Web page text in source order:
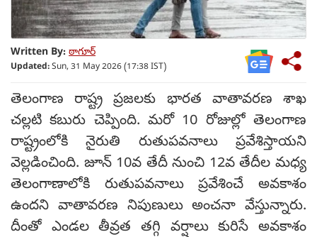
Written By: ఠాగూర్
Updated:Sun, 31 May 2026 (17:38 IST)
తెలంగాణ రాష్ట్ర ప్రజలకు భారత వాతావరణ శాఖ
చల్లటి కబురు చెప్పింది. మరో 10 రోజుల్లో తెలంగాణ
రాష్ట్రంలోకి నైరుతి రుతుపవనాలు ప్రవేశిస్తాయని
వెల్లడించింది. జూన్ 10వ తేదీ నుంచి 12వ తేదీల మధ్య
తెలంగాణాలోకి రుతుపవనాలు ప్రవేశించే అవకాశం
ఉందని వాతావరణ నిపుణులు అంచనా వేస్తున్నారు.
దీంతో ఎండల తీవ్రత తగ్గి వర్షాలు కురిసే అవకాశం